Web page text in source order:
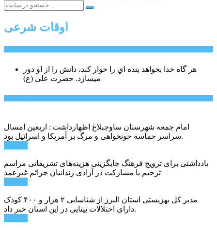
اوقات شرعی
هر گاه خدا بخواهد بنده اي را خوار كند، دانش را از او دور
میسازد. حضرت علی (ع)
امام جمعه شهرستان ساوجبلاغ اظهارداشت : اربعین امسال
سراسر حماسه خونخواهی و مرگ بر آمریکا و اسرائیل بود.
یادداشتی برای ترویج فرهنگ جایگزینی هزینه‌های تشریفاتی مراسم
ترحیم با مشارکت در آزادی زندانیان جرائم غیرعمد
مدیر کل بهزیستی استان البرز از شناسایی ۲ هزار و ۴۰۰ کودک
دارای اختلالات بینایی در این استان خبر داد.